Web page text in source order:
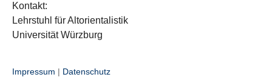
Kontakt:
Lehrstuhl für Altorientalistik
Universität Würzburg
Impressum | Datenschutz